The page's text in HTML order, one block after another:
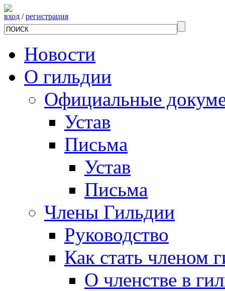
вход /регистрация
Новости
О гильдии
Официальные
Устав
Письма
Устав
Письма
Члены Гильдии
Руководство
Как стать членом
О членстве в